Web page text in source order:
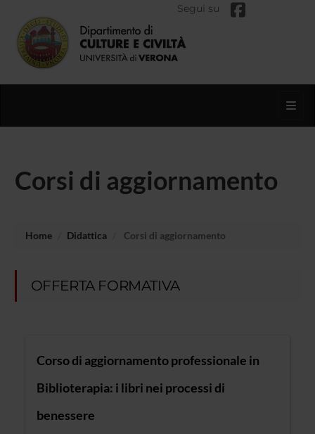
Segui su
Corsi di aggiornamento
Home Didattica Corsi di aggiornamento
OFFERTA FORMATIVA
Corso di aggiornamento professionale in
Biblioterapia: i libri nei processi di
benessere